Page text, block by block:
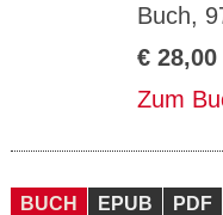
Buch,
€ 28,00
Zum
BUCH EPUB PDF